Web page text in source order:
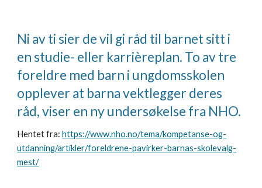
Ni av ti sier de vil gi råd til barnet sitt i
en studie- eller karrièreplan. To av tre
foreldre med barn i ungdomsskolen
opplever at barna vektlegger deres
råd, viser en ny undersøkelse fra NHO.
Hentet fra:https://www.nho.no/tema/kompetanse-og-
utdanning/artikler/foreldrene-pavirker-barnas-skolevalg-
mest/